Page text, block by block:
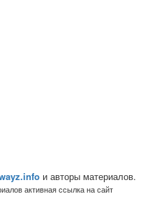
и авторы материалов.
активная ссылка на сайт